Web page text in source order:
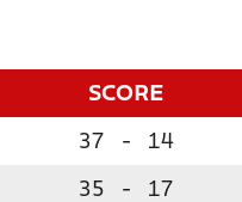
SCORE
37 - 14
35 - 17